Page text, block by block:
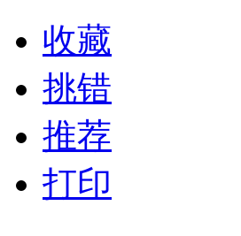
收藏
挑错
推荐
打印